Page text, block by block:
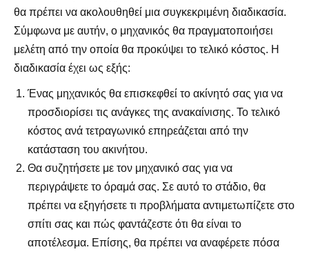
θα πρέπει να ακολουθηθεί μια συγκεκριμένη διαδικασία.
Σύμφωνα με αυτήν, ο μηχανικός θα πραγματοποιήσει
μελέτη από την οποία θα προκύψει το τελικό κόστος. Η
διαδικασία έχει ως εξής:
Ένας μηχανικός θα επισκεφθεί το ακίνητό σας για να
προσδιορίσει τις ανάγκες της ανακαίνισης. Το τελικό
κόστος ανά τετραγωνικό επηρεάζεται από την
κατάσταση του ακινήτου.
Θα συζητήσετε με τον μηχανικό σας για να
περιγράψετε το όραμά σας. Σε αυτό το στάδιο, θα
πρέπει να εξηγήσετε τι προβλήματα αντιμετωπίζετε στο
σπίτι σας και πώς φαντάζεστε ότι θα είναι το
αποτέλεσμα. Επίσης, θα πρέπει να αναφέρετε πόσα